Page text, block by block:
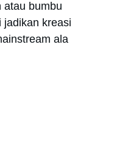
atau bumbu
jadikan kreasi
ala